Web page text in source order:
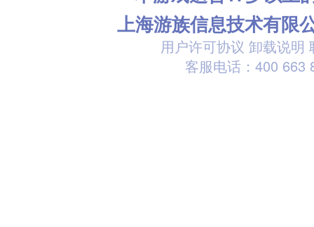
上海游族信息技术有限
用户许可协议 卸载说明
客服电话：400 663